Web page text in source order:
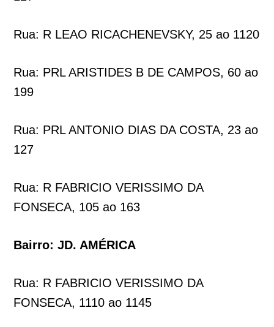
Rua: R LEAO RICACHENEVSKY, 25 ao 1120
Rua: PRL ARISTIDES B DE CAMPOS, 60 ao
199
Rua: PRL ANTONIO DIAS DA COSTA, 23 ao
127
Rua: R FABRICIO VERISSIMO DA
FONSECA, 105 ao 163
Bairro: JD. AMÉRICA
Rua: R FABRICIO VERISSIMO DA
FONSECA, 1110 ao 1145